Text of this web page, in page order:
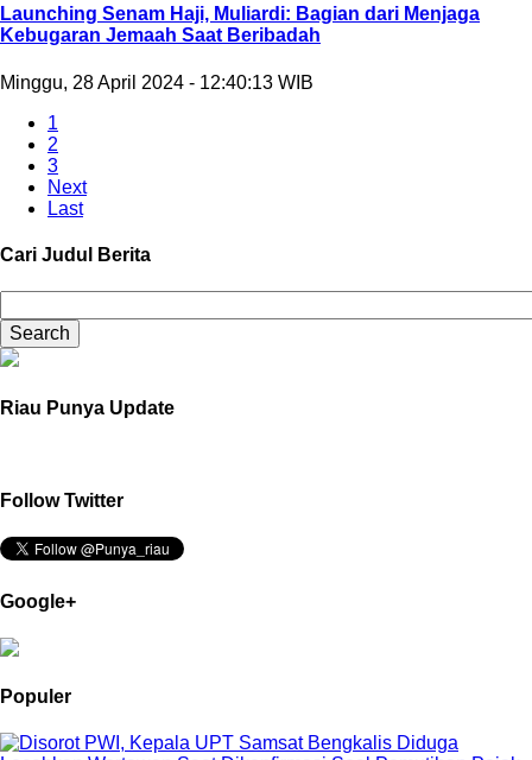
Launching Senam Haji, Muliardi: Bagian dari Menjaga
Kebugaran Jemaah Saat Beribadah
Minggu, 28 April 2024 - 12:40:13 WIB
1
2
3
Next
Last
Cari Judul Berita
Riau Punya Update
Follow Twitter
Google+
Populer